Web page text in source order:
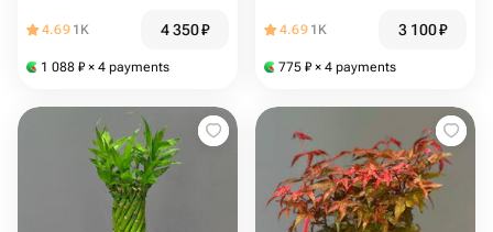
4.69 1K 4 350₽
1 088 ₽ × 4 payments
4.69 1K 3 100₽
775 ₽ × 4 payments